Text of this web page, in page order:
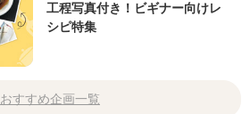
工程写真付き！ビギナー向けレ
シピ特集
おすすめ企画一覧